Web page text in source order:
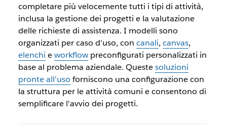
completare più velocemente tutti i tipi di attività,
inclusa la gestione dei progetti e la valutazione
delle richieste di assistenza. I modelli sono
organizzati per caso d'uso, con canali, canvas,
elenchi eworkflowpreconfigurati personalizzati in
base al problema aziendale. Questesoluzioni
pronte all'uso forniscono una configurazione con
la struttura per le attività comuni e consentono di
semplificare l'avvio dei progetti.